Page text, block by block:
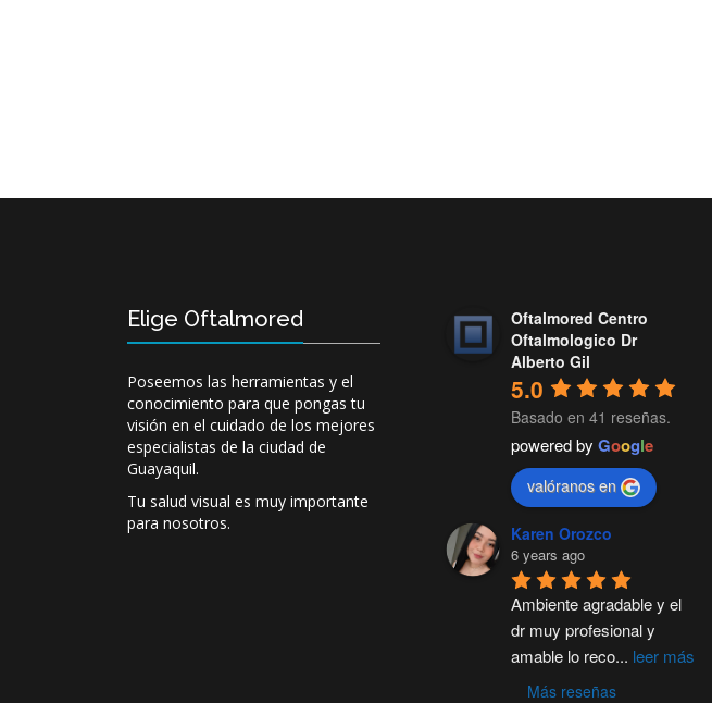
Elige Oftalmored
Poseemos las herramientas y el
conocimiento para que pongas tu
visión en el cuidado de los mejores
especialistas de la ciudad de
Guayaquil.
Tu salud visual es muy importante
para nosotros.
Oftalmored Centro
Oftalmologico Dr
Alberto Gil
5.0
Basado en 41 reseñas.
powered by Google
valóranos en
Karen Orozco
6 years ago
Ambiente agradable y el
dr muy profesional y
amable lo reco... leer más
Más reseñas